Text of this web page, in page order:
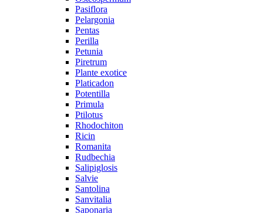
Pasiflora
Pelargonia
Pentas
Perilla
Petunia
Piretrum
Plante exotice
Platicadon
Potentilla
Primula
Ptilotus
Rhodochiton
Ricin
Romanita
Rudbechia
Salipiglosis
Salvie
Santolina
Sanvitalia
Saponaria